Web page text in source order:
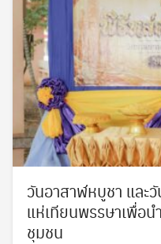
วันอาสาฬหบูชา และ
แห่เทียนพรรษาเพื่อน
ชุมชน